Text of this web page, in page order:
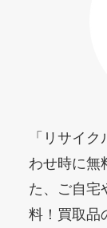
「リサイ
わせ時に無
た、ご自宅
料！買取品